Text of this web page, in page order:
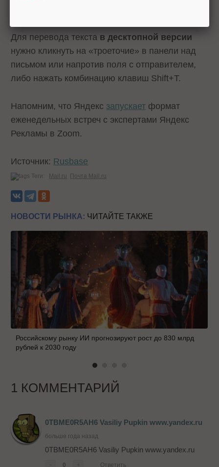
Для перевода текста в десктопной версии
нужно кликнуть на «троеточие» в панели над
письмом или напротив поля с отправителем,
либо нажать комбинацию клавиш Shift+T.
Напомним, что Яндекс запускает формат
еженедельных встреч с экспертами Яндекс
Рекламы в Zoom.
Источник: Rusbase
Теги: Mail.ru Почта Mail.ru
НОВОСТИ РЫНКА: ЧИТАЙТЕ ТАКЖЕ
Российскому рынку ИИ прогнозируют рост до 830 млрд
рублей к 2030 году
1 КОММЕНТАРИЙ
0TBME0R5AH6 Vasiliy Pupkin www.yandex.ru
больше года назад
0TBME0R5AH6 Vasiliy Pupkin www.yandex.ru
0 Ответить